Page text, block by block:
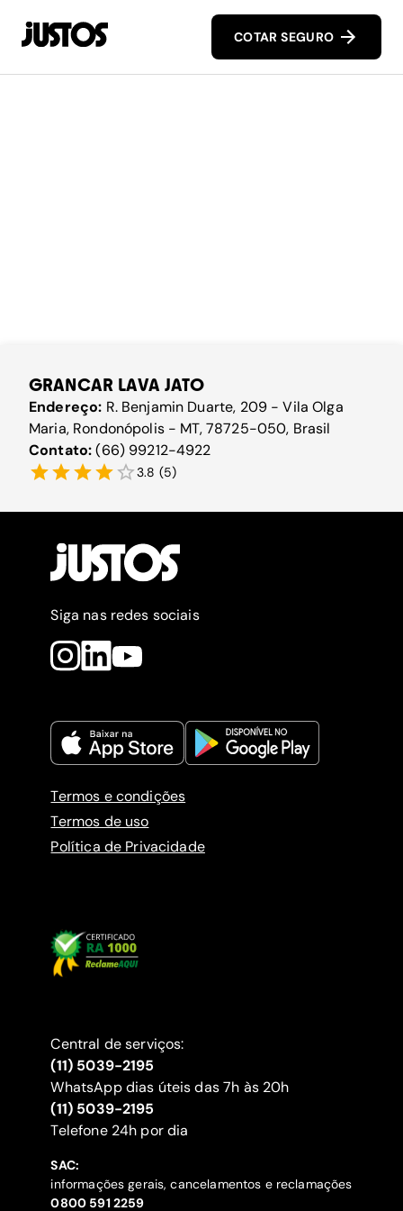
COTAR SEGURO
GRANCAR LAVA JATO
Endereço: R. Benjamin Duarte, 209 - Vila Olga
Maria, Rondonópolis - MT, 78725-050, Brasil
Contato:(66) 99212-4922
3.8 (5)
Siga nas redes sociais
Termos e condições
Termos de uso
Política de Privacidade
Central de serviços:
(11) 5039-2195
WhatsApp dias úteis das 7h às 20h
(11) 5039-2195
‍Telefone 24h por dia
SAC:
informações gerais, cancelamentos e reclamações
‍0800 591 2259